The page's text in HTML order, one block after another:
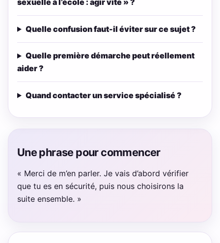
sexuelle à l’école : agir vite » ?
Quelle confusion faut-il éviter sur ce sujet ?
Quelle première démarche peut réellement
aider ?
Quand contacter un service spécialisé ?
Une phrase pour commencer
« Merci de m’en parler. Je vais d’abord vérifier
que tu es en sécurité, puis nous choisirons la
suite ensemble. »